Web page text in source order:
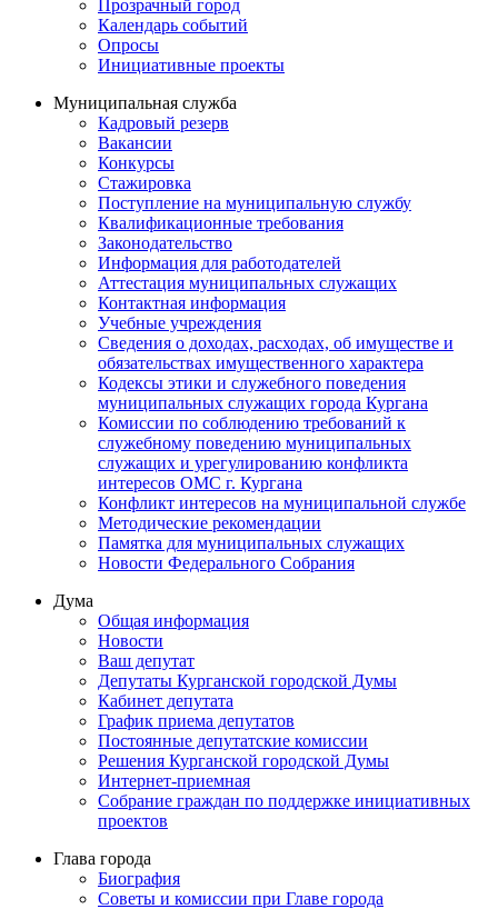
Прозрачный город
Календарь событий
Опросы
Инициативные проекты
Муниципальная служба
Кадровый резерв
Вакансии
Конкурсы
Стажировка
Поступление на муниципальную службу
Квалификационные требования
Законодательство
Информация для работодателей
Аттестация муниципальных служащих
Контактная информация
Учебные учреждения
Сведения о доходах, расходах, об имуществе и
обязательствах имущественного характера
Кодексы этики и служебного поведения
муниципальных служащих города Кургана
Комиссии по соблюдению требований к
служебному поведению муниципальных
служащих и урегулированию конфликта
интересов ОМС г. Кургана
Конфликт интересов на муниципальной службе
Методические рекомендации
Памятка для муниципальных служащих
Новости Федерального Cобрания
Дума
Общая информация
Новости
Ваш депутат
Депутаты Курганской городской Думы
Кабинет депутата
График приема депутатов
Постоянные депутатские комиссии
Решения Курганской городской Думы
Интернет-приемная
Собрание граждан по поддержке инициативных
проектов
Глава города
Биография
Советы и комиссии при Главе города